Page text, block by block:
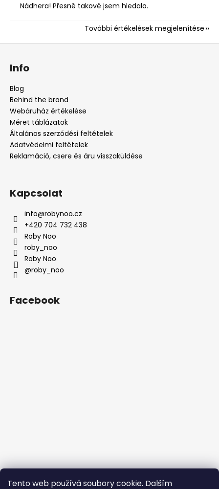
Tento web používá soubory cookie. Dalším
Nádhera! Přesně takové jsem hledala.
További értékelések megjelenítése
Info
Blog
Behind the brand
Webáruház értékelése
Méret táblázatok
Általános szerződési feltételek
Adatvédelmi feltételek
Reklamáció, csere és áru visszaküldése
Kapcsolat
info@robynoo.cz
+420 704 732 438
Roby Noo
roby_noo
Roby Noo
@roby_noo
Facebook